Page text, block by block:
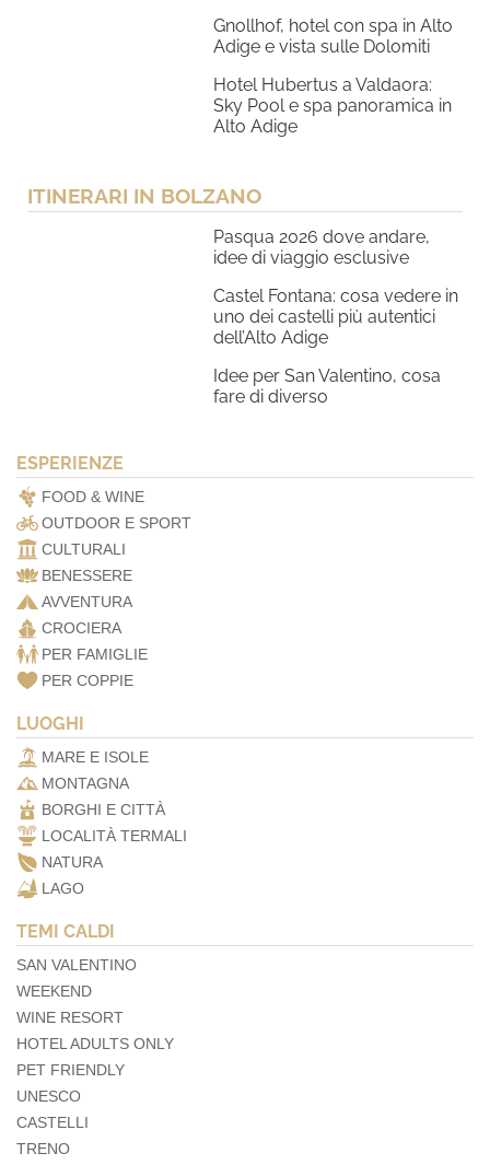
Gnollhof, hotel con spa in Alto
Adige e vista sulle Dolomiti
Hotel Hubertus a Valdaora:
Sky Pool e spa panoramica in
Alto Adige
ITINERARI IN BOLZANO
Pasqua 2026 dove andare,
idee di viaggio esclusive
Castel Fontana: cosa vedere in
uno dei castelli più autentici
dell’Alto Adige
Idee per San Valentino, cosa
fare di diverso
ESPERIENZE
FOOD & WINE
OUTDOOR E SPORT
CULTURALI
BENESSERE
AVVENTURA
CROCIERA
PER FAMIGLIE
PER COPPIE
LUOGHI
MARE E ISOLE
MONTAGNA
BORGHI E CITTÀ
LOCALITÀ TERMALI
NATURA
LAGO
TEMI CALDI
SAN VALENTINO
WEEKEND
WINE RESORT
HOTEL ADULTS ONLY
PET FRIENDLY
UNESCO
CASTELLI
TRENO